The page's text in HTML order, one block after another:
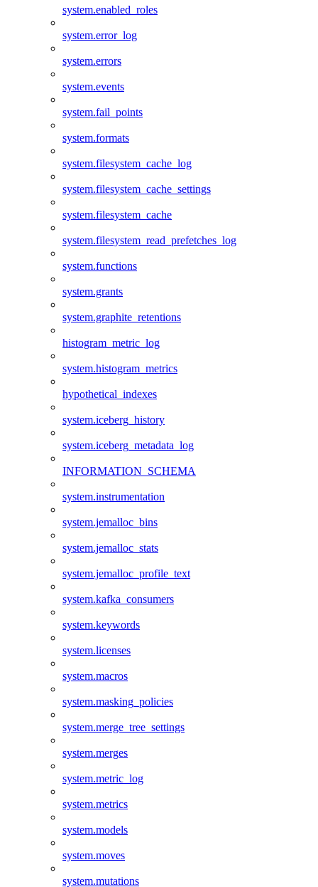
system.enabled_roles
system.error_log
system.errors
system.events
system.fail_points
system.formats
system.filesystem_cache_log
system.filesystem_cache_settings
system.filesystem_cache
system.filesystem_read_prefetches_log
system.functions
system.grants
system.graphite_retentions
histogram_metric_log
system.histogram_metrics
hypothetical_indexes
system.iceberg_history
system.iceberg_metadata_log
INFORMATION_SCHEMA
system.instrumentation
system.jemalloc_bins
system.jemalloc_stats
system.jemalloc_profile_text
system.kafka_consumers
system.keywords
system.licenses
system.macros
system.masking_policies
system.merge_tree_settings
system.merges
system.metric_log
system.metrics
system.models
system.moves
system.mutations